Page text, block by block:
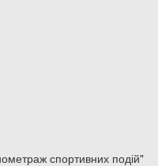
спортивних подій"